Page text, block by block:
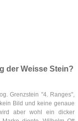
der Weisse Stein?
Grenzstein "4. Ranges",
Bild und keine genaue
aber wohl ein dicker